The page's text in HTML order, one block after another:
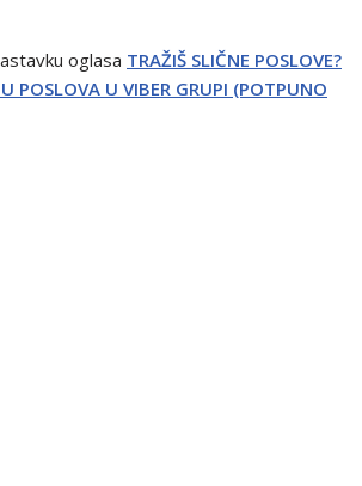
oglasa TRAŽIŠ SLIČNE POSLOVE?
POSLOVA U VIBER GRUPI (POTPUNO